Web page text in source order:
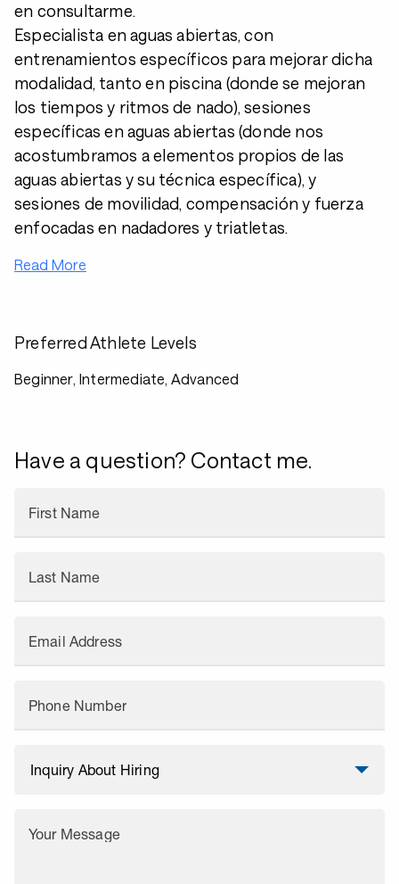
en consultarme.
Especialista en aguas abiertas, con
entrenamientos específicos para mejorar dicha
modalidad, tanto en piscina (donde se mejoran
los tiempos y ritmos de nado), sesiones
específicas en aguas abiertas (donde nos
acostumbramos a elementos propios de las
aguas abiertas y su técnica específica), y
sesiones de movilidad, compensación y fuerza
enfocadas en nadadores y triatletas.
Read More
Preferred Athlete Levels
Beginner, Intermediate, Advanced
Have a question? Contact me.
First Name
Last Name
Email Address
Phone Number
Your Message